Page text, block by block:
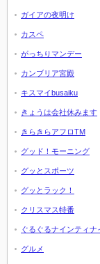
ガイアの夜明け
カスペ
がっちりマンデー
カンブリア宮殿
キスマイbusaiku
きょうは会社休みます
きらきらアフロTM
グッド！モーニング
グッとスポーツ
グッとラック！
クリスマス特番
ぐるぐるナインティナ
グルメ